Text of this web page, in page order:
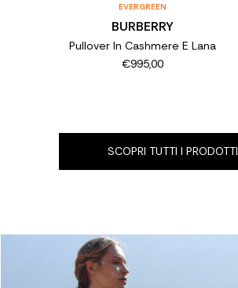
EVERGREEN
BURBERRY
Pullover In Cashmere E Lana
€995,00
SCOPRI TUTTI I PRODOTTI